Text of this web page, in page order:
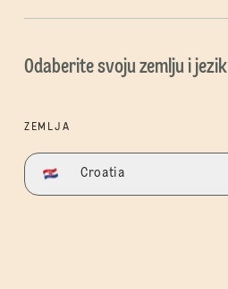
Odaberite svoju zemlju i jezik
ZEMLJA
Croatia